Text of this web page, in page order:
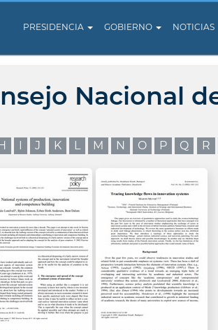
PRESIDENCIA GOBIERNO NOTICIAS
Nacional
I J K L M N O P Q R